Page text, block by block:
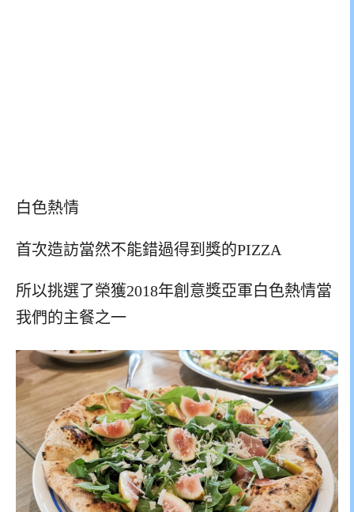
白色熱情
首次造訪當然不能錯過得到獎的PIZZA
所以挑選了榮獲2018年創意獎亞軍白色熱情當
我們的主餐之一